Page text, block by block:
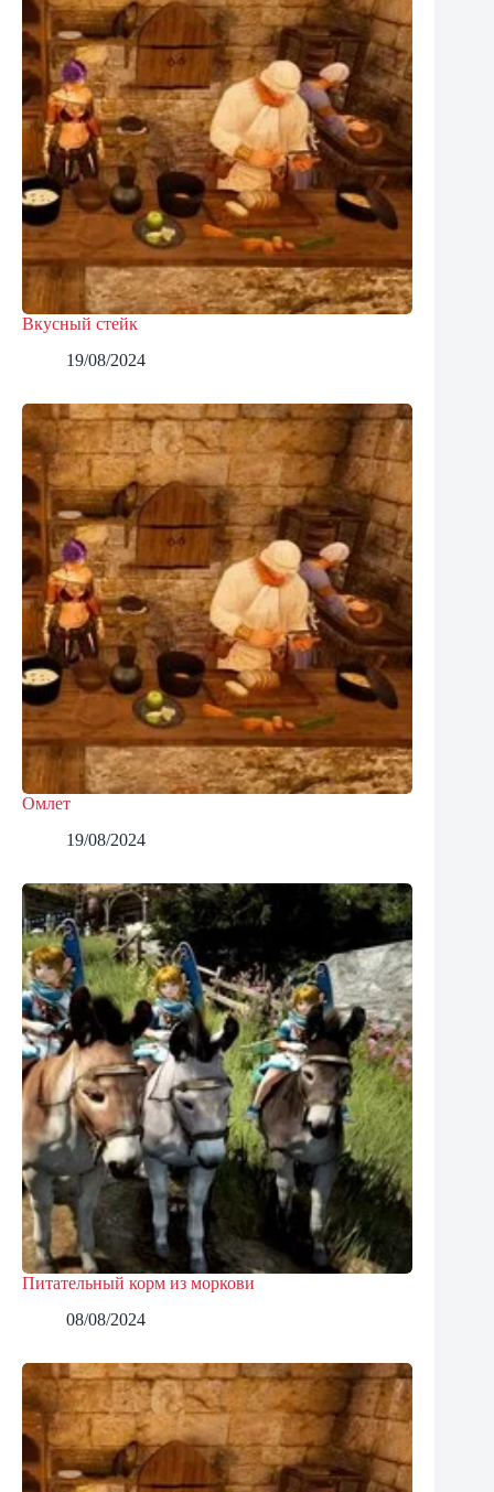
Вкусный стейк
19/08/2024
Омлет
19/08/2024
Питательный корм из моркови
08/08/2024